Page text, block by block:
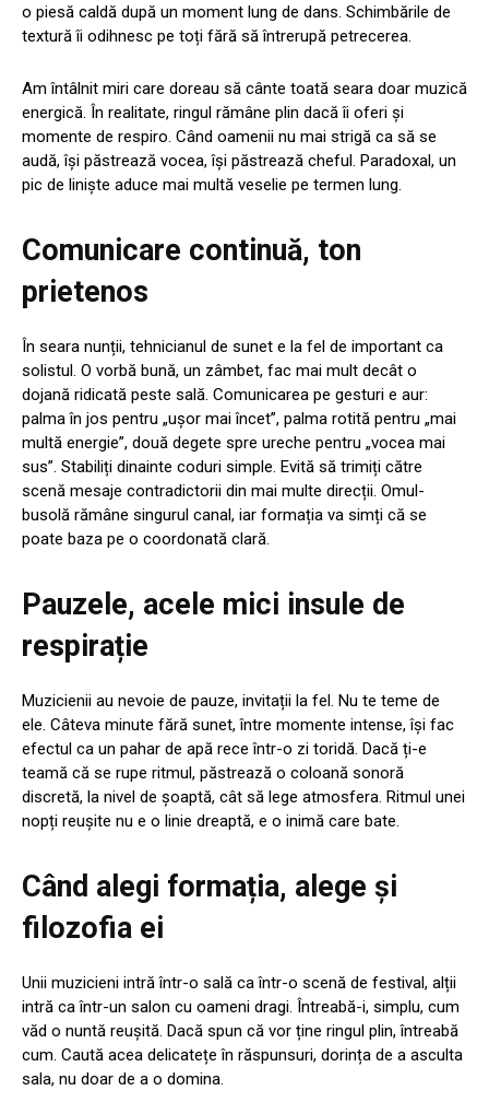
o piesă caldă după un moment lung de dans. Schimbările de
textură îi odihnesc pe toți fără să întrerupă petrecerea.
Am întâlnit miri care doreau să cânte toată seara doar muzică
energică. În realitate, ringul rămâne plin dacă îi oferi și
momente de respiro. Când oamenii nu mai strigă ca să se
audă, își păstrează vocea, își păstrează cheful. Paradoxal, un
pic de liniște aduce mai multă veselie pe termen lung.
Comunicare continuă, ton
prietenos
În seara nunții, tehnicianul de sunet e la fel de important ca
solistul. O vorbă bună, un zâmbet, fac mai mult decât o
dojană ridicată peste sală. Comunicarea pe gesturi e aur:
palma în jos pentru „ușor mai încet”, palma rotită pentru „mai
multă energie”, două degete spre ureche pentru „vocea mai
sus”. Stabiliți dinainte coduri simple. Evită să trimiți către
scenă mesaje contradictorii din mai multe direcții. Omul-
busolă rămâne singurul canal, iar formația va simți că se
poate baza pe o coordonată clară.
Pauzele, acele mici insule de
respirație
Muzicienii au nevoie de pauze, invitații la fel. Nu te teme de
ele. Câteva minute fără sunet, între momente intense, își fac
efectul ca un pahar de apă rece într-o zi toridă. Dacă ți-e
teamă că se rupe ritmul, păstrează o coloană sonoră
discretă, la nivel de șoaptă, cât să lege atmosfera. Ritmul unei
nopți reușite nu e o linie dreaptă, e o inimă care bate.
Când alegi formația, alege și
filozofia ei
Unii muzicieni intră într-o sală ca într-o scenă de festival, alții
intră ca într-un salon cu oameni dragi. Întreabă-i, simplu, cum
văd o nuntă reușită. Dacă spun că vor ține ringul plin, întreabă
cum. Caută acea delicatețe în răspunsuri, dorința de a asculta
sala, nu doar de a o domina.